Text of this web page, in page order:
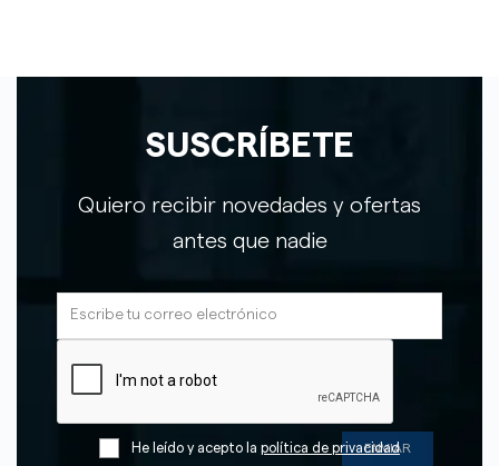
SUSCRÍBETE
Quiero recibir novedades y ofertas
antes que nadie
He leído y acepto la política de privacidad